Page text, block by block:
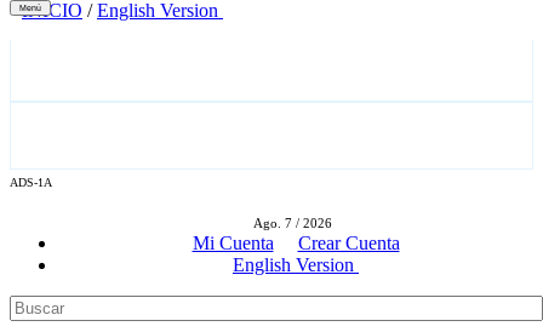
ADS-1A
Ago. 7 / 2026
Mi Cuenta
Crear Cuenta
English Version
Menú
INICIO /English Version